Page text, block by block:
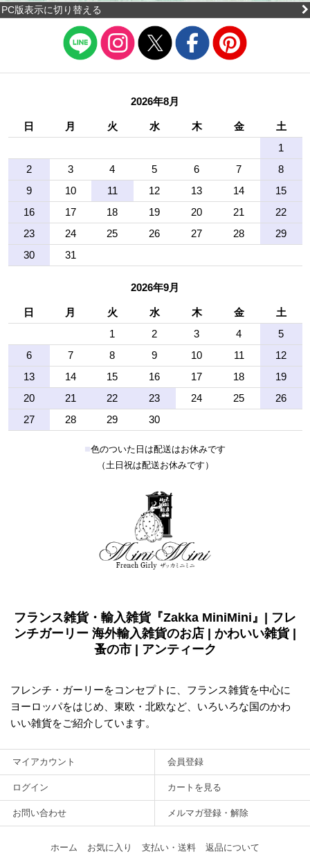
PC版表示に切り替える
2026年8月
日 月 火 水 木 金
土
1
2
3 4 5 6 7
8
9
10 11 12 13 14
15
16
17 18 19 20 21
22
23
24 25 26 27 28
29
30
31
2026年9月
日 月 火 水 木 金
土
1
2 3 4
5
6
7 8 9 10 11
12
13
14 15 16 17 18
19
20
21 22 23 24 25
26
27
28 29 30
■色のついた日は配送はお休みです
（土日祝は配送お休みです）
フランス雑貨・輸入雑貨『Zakka MiniMini』| フレ
ンチガーリー 海外輸入雑貨のお店 | かわいい雑貨 |
蚤の市 | アンティーク
フレンチ・ガーリーをコンセプトに、フランス雑貨を中心に
ヨーロッパをはじめ、東欧・北欧など、いろいろな国のかわ
いい雑貨をご紹介しています。
マイアカウント 会員登録
ログイン カートを見る
お問い合わせ メルマガ登録・解除
ホーム お気に入り 支払い・送料 返品について